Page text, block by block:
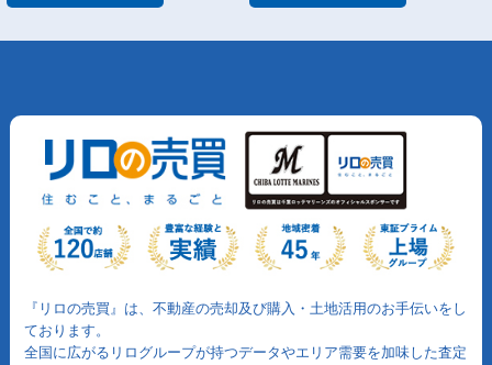
『リロの売買』は、不動産の売却及び購入・土地活用のお手伝いをし
ております。
全国に広がるリログループが持つデータやエリア需要を加味した査定